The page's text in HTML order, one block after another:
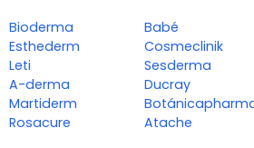
Bioderma
Esthederm
Leti
A-derma
Martiderm
Rosacure
Babé
Cosmeclinik
Sesderma
Ducray
Atache